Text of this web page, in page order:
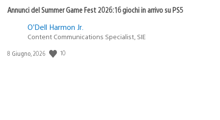
Annunci del Summer Game Fest 2026: 16 giochi in arrivo su PS5
O’Dell Harmon Jr.
Content Communications Specialist, SIE
Data
8 Giugno, 2026 10